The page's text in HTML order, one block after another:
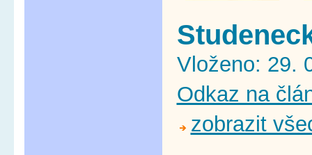
Vloženo: 29.
Odkaz na
zobrazit